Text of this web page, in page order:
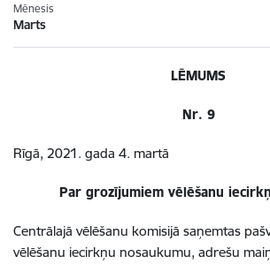
Mēnesis
Marts
LĒMUMS
Nr. 9
Rīgā, 2021. gada 4. martā
Par grozījumiem vēlēšanu
Centrālajā vēlēšanu komisijā saņemtas
vēlēšanu iecirkņu nosaukumu, adrešu